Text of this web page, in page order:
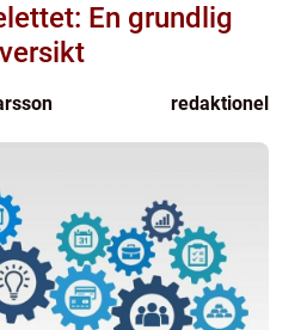
En grundlig
redaktionel